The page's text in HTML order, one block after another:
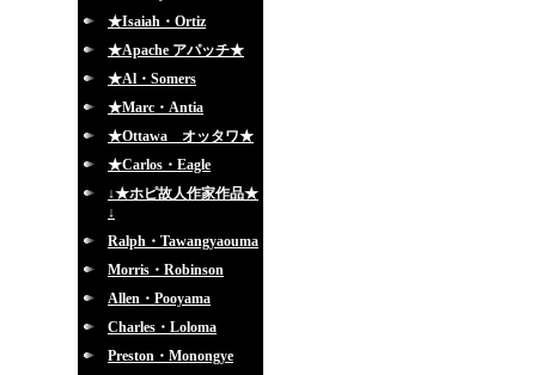
★Isaiah・Ortiz
★Apache アパッチ★
★Al・Somers
★Marc・Antia
★Ottawa オッタワ★
★Carlos・Eagle
↓★ホピ故人作家作品★
↓
Ralph・Tawangyaouma
Morris・Robinson
Allen・Pooyama
Charles・Loloma
Preston・Monongye